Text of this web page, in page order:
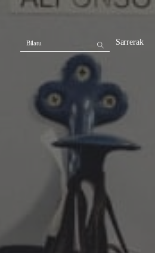
Bilatu Sarrerak